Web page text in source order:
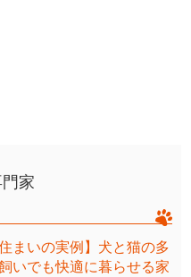
家
住まいの実例】犬と猫の多
いでも快適に暮らせる家